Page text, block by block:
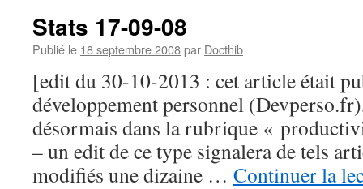
Stats 17-09-08
Publié le 18 septembre 2008par Docthib
[edit du 30-10-2013 : cet article était
développement personnel
désormais dans la rubrique «
– un edit de ce type signalera de tels
modifiés une dizaine … Continuer la